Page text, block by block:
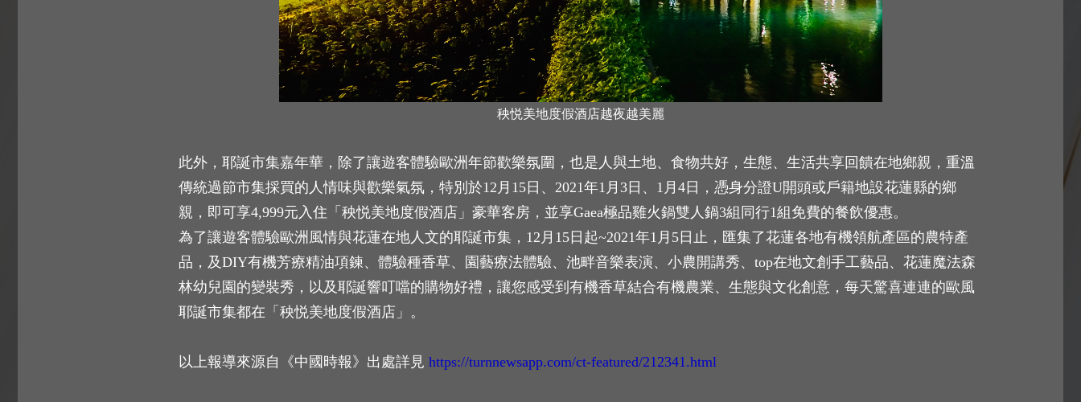
秧悦美地度假酒店越夜越美麗
此外，耶誕市集嘉年華，除了讓遊客體驗歐洲年節歡樂氛圍，也是人與土地、食物共好，生態、生活共享回饋在地鄉親，重溫
傳統過節市集採買的人情味與歡樂氣氛，特別於12月15日、2021年1月3日、1月4日，憑身分證U開頭或戶籍地設花蓮縣的鄉
親，即可享4,999元入住「秧悦美地度假酒店」豪華客房，並享Gaea極品雞火鍋雙人鍋3組同行1組免費的餐飲優惠。
為了讓遊客體驗歐洲風情與花蓮在地人文的耶誕市集，12月15日起~2021年1月5日止，匯集了花蓮各地有機領航產區的農特產
品，及DIY有機芳療精油項鍊、體驗種香草、園藝療法體驗、池畔音樂表演、小農開講秀、top在地文創手工藝品、花蓮魔法森
林幼兒園的變裝秀，以及耶誕響叮噹的購物好禮，讓您感受到有機香草結合有機農業、生態與文化創意，每天驚喜連連的歐風
耶誕市集都在「秧悦美地度假酒店」。
以上報導來源自《中國時報》出處詳見 https://turnnewsapp.com/ct-featured/212341.html